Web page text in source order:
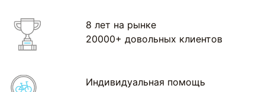
8 лет на рынке
20000+ довольных клиентов
Индивидуальная помощь